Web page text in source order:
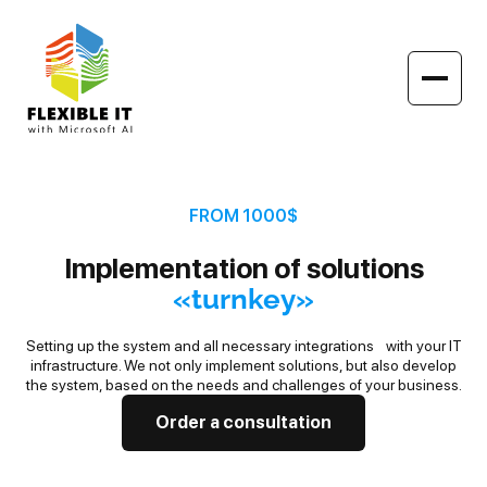
FROM 1000$
Implementation of solutions
«turnkey»
Setting up the system and all necessary integrations with your IT
infrastructure. We not onlyimplement solutions, but also develop
the system,based on the needs and challenges of your business.
Order a consultation